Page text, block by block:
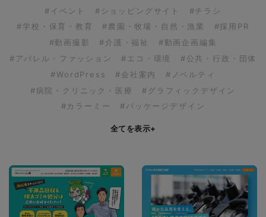
#イベント
#ショッピングサイト
#チラシ
#学校・保育・教育
#農園・牧場・自然・漁業
#採用PR
#動画撮影
#介護・福祉
#動画企画編集
#アパレル・ファッション
#エコ・環境
#公共・行政・団体
#WordPress
#会社案内
#ノベルティ
#病院・クリニック・医療
#グラフィックデザイン
#カラーミー
#パッケージデザイン
全てを表示+